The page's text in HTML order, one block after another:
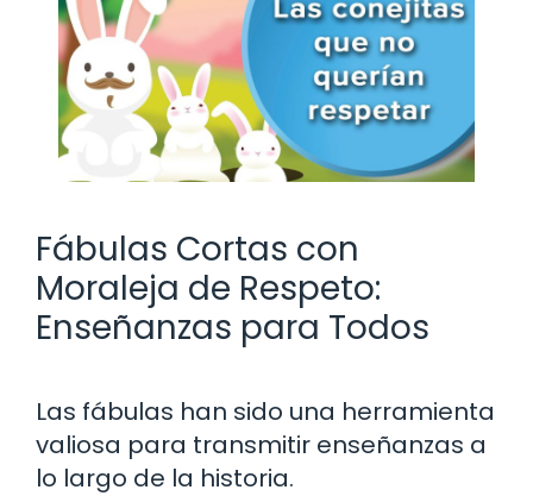
Fábulas Cortas con
Moraleja de Respeto:
Enseñanzas para Todos
Las fábulas han sido una herramienta
valiosa para transmitir enseñanzas a
lo largo de la historia.